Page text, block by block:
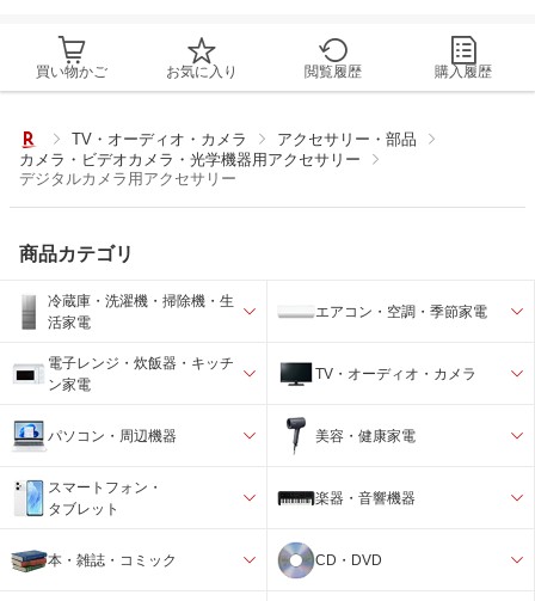
買い物かご お気に入り 閲覧履歴 購入履歴
TV・オーディオ・カメラ
アクセサリー・部品
カメラ・ビデオカメラ・光学機器用アクセサリー
デジタルカメラ用アクセサリー
商品カテゴリ
冷蔵庫・洗濯機・掃除機・生
活家電
エアコン・空調・季節家電
電子レンジ・炊飯器・キッチ
ン家電
TV・オーディオ・カメラ
パソコン・周辺機器 美容・健康家電
スマートフォン・
タブレット
楽器・音響機器
本・雑誌・コミック CD・DVD